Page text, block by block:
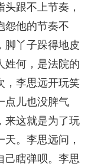
跟不上节奏，
怨他的节奏不
脚丫子跺得地皮
姓何，是法院的
，李思远开玩笑
点儿也没脾气
来这就是为了玩
。李思远问，
己瞎弹呗。李思